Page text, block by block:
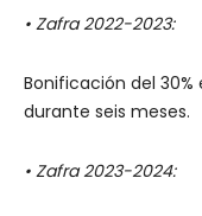
• Zafra 2022-2023:
Bonificación del
durante seis meses.
• Zafra 2023-2024: